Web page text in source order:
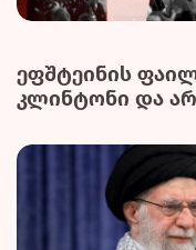
ეფშტეინის
კლინტონი და